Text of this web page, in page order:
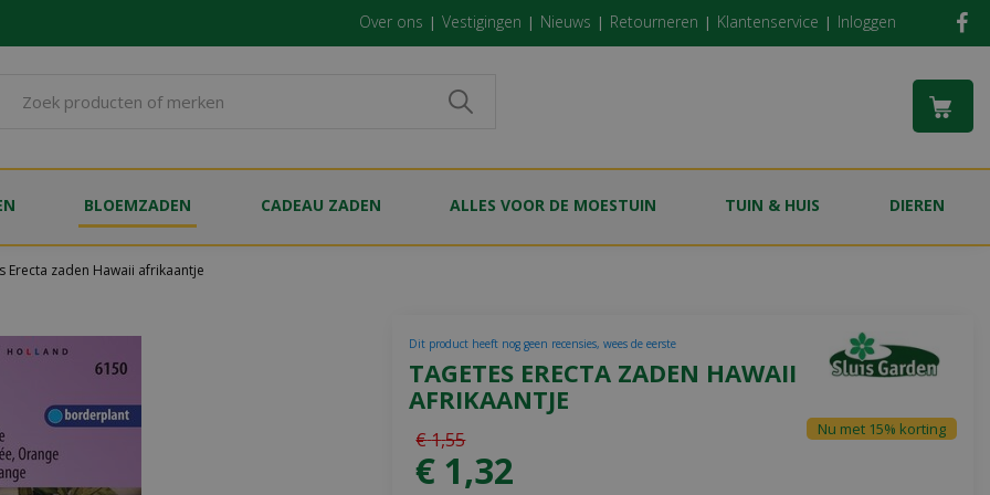
Erecta zaden Hawaii afrikaantje
Over ons Vestigingen Nieuws Retourneren Klantenservice Inloggen
BLOEMZADEN CADEAU ZADEN ALLES VOOR DE MOESTUIN TUIN & HUIS DIEREN
TAGETES ERECTA ZADEN HAWAII
AFRIKAANTJE
Dit product heeft nog geen recensies, wees de eerste
€1,55
€ 1,32
Nu met 15% korting